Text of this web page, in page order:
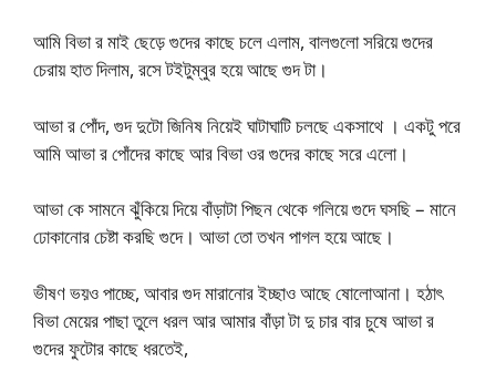
আমি বিভা র মাই ছেড়ে গুদের কাছে চলে এলাম, বালগুলো সরিয়ে গুদের
চেরায় হাত দিলাম, রসে টইটুম্বুর হয়ে আছে গুদ টা।
আভা র পোঁদ, গুদ দুটো জিনিষ নিয়েই ঘাটাঘাটি চলছে একসাথে । একটু পরে
আমি আভা র পোঁদের কাছে আর বিভা ওর গুদের কাছে সরে এলো।
আভা কে সামনে ঝুঁকিয়ে দিয়ে বাঁড়াটা পিছন থেকে গলিয়ে গুদে ঘসছি – মানে
ঢোকানোর চেষ্টা করছি গুদে। আভা তো তখন পাগল হয়ে আছে।
ভীষণ ভয়ও পাচ্ছে, আবার গুদ মারানোর ইচ্ছাও আছে ষোলোআনা। হঠাৎ
বিভা মেয়ের পাছা তুলে ধরল আর আমার বাঁড়া টা দু চার বার চুষে আভা র
গুদের ফুটোর কাছে ধরতেই,